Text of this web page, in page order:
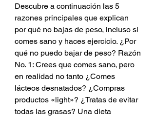
Descubre a continuación las 5
razones principales que explican
por qué no bajas de peso, incluso si
comes sano y haces ejercicio. ¿Por
qué no puedo bajar de peso? Razón
No. 1: Crees que comes sano, pero
en realidad no tanto ¿Comes
lácteos desnatados? ¿Compras
productos «light»? ¿Tratas de evitar
todas las grasas? Una dieta